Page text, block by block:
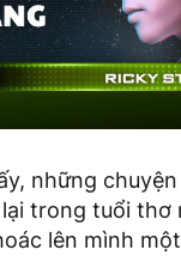
những
trong tuổi thơ
lên mình